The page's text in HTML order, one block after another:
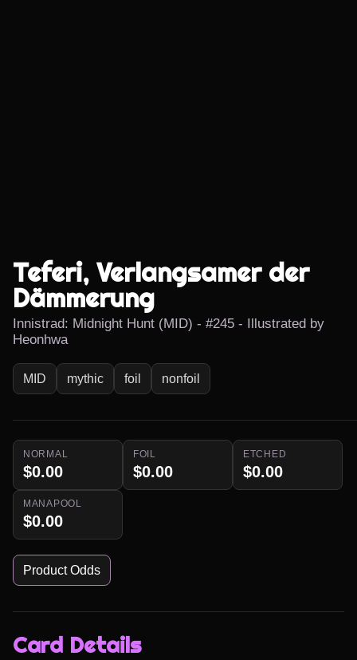
Teferi, Verlangsamer der
Dämmerung
Innistrad: Midnight Hunt (MID) - #245 - Illustrated by
Heonhwa
MID mythic foil nonfoil
NORMAL
$0.00
FOIL
$0.00
ETCHED
$0.00
MANAPOOL
$0.00
Product Odds
Card Details